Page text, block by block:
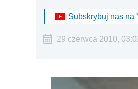
Subskrybuj nas na
29 czerwca 2010,